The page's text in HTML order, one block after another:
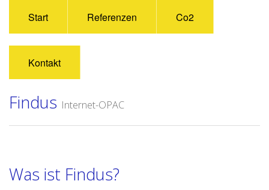
Start Referenzen Co2
Kontakt
Findus Internet-OPAC
Was ist Findus?